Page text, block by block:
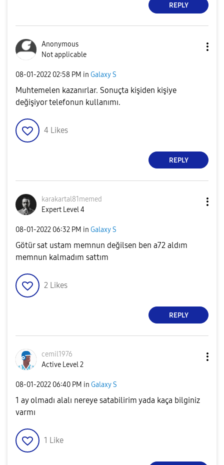
REPLY
Anonymous
Not applicable
‎08-01-2022 02:58 PM in Galaxy S
Muhtemelen kazanırlar. Sonuçta kişiden kişiye
değişiyor telefonun kullanımı.
4 Likes
REPLY
karakartal81memed
Expert Level 4
‎08-01-2022 06:32 PM in Galaxy S
Götür sat ustam memnun değilsen ben a72 aldım
memnun kalmadım sattım
2 Likes
REPLY
cemil1976
Active Level 2
‎08-01-2022 06:40 PM in Galaxy S
1 ay olmadı alalı nereye satabilirim yada kaça bilginiz
varmı
1 Like